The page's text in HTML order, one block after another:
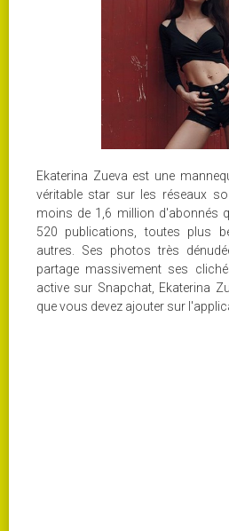
Ekaterina Zueva est une
véritable star sur les réseaux
moins de 1,6 million d'abonnés
520 publications, toutes plus
autres. Ses photos très
partage massivement ses
active sur Snapchat, Ekaterina
que vous devez ajouter sur